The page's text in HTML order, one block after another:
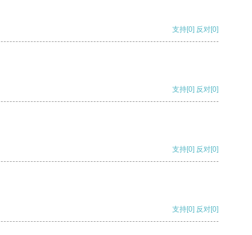
支持[0] 反对[0]
支持[0] 反对[0]
支持[0] 反对[0]
支持[0] 反对[0]